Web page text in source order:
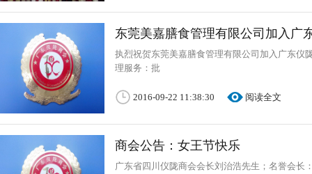
东莞美嘉膳食管理有限公司加入广
执烈祝贺东莞美嘉膳食管理有限公司加入广东仪
理服务：批
2016-09-22 11:38:30 阅读全文
商会公告：女王节快乐
广东省四川仪陇商会会长刘治浩先生；名誉会长